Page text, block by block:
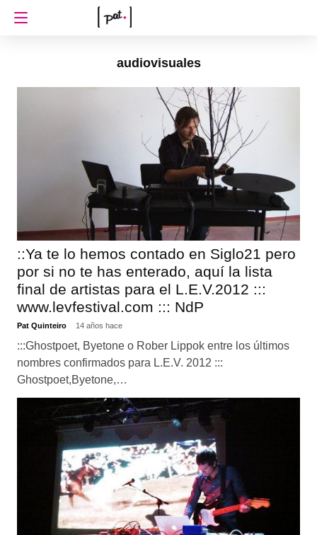
audiovisuales
::Ya te lo hemos contado en Siglo21 pero
por si no te has enterado, aquí la lista
final de artistas para el L.E.V.2012 :::
www.levfestival.com ::: NdP
Pat Quinteiro 14 años hace
:::Ghostpoet, Byetone o Rober Lippok entre los últimos
nombres confirmados para L.E.V. 2012 :::
Ghostpoet,Byetone,…